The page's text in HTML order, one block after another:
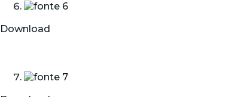
Download